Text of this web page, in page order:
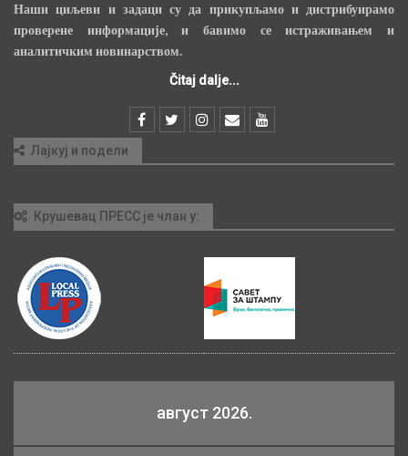
Наши циљеви и задаци су да прикупљамо и дистрибуирамо
проверене информације, и бавимо се истраживањем и
аналитичким новинарством.
Čitaj dalje...
Лајкуј и подели
Крушевац ПРЕСС је члан у:
август 2026.